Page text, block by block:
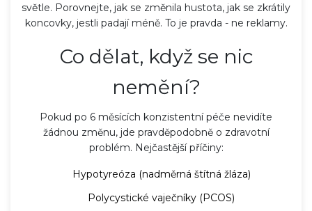
světle. Porovnejte, jak se změnila hustota, jak se zkrátily
koncovky, jestli padají méně. To je pravda - ne reklamy.
Co dělat, když se nic
nemění?
Pokud po 6 měsících konzistentní péče nevidíte
žádnou změnu, jde pravděpodobně o zdravotní
problém. Nejčastější příčiny:
Hypotyreóza (nadměrná štítná žláza)
Polycystické vaječníky (PCOS)